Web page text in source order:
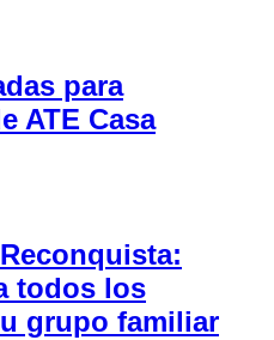
para
ATE Casa
todos los
grupo familiar